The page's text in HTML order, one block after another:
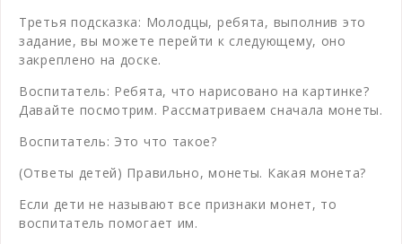
Третья подсказка: Молодцы, ребята, выполнив это
задание, вы можете перейти к следующему, оно
закреплено на доске.
Воспитатель: Ребята, что нарисовано на картинке?
Давайте посмотрим. Рассматриваем сначала монеты.
Воспитатель: Это что такое?
(Ответы детей) Правильно, монеты. Какая монета?
Если дети не называют все признаки монет, то
воспитатель помогает им.